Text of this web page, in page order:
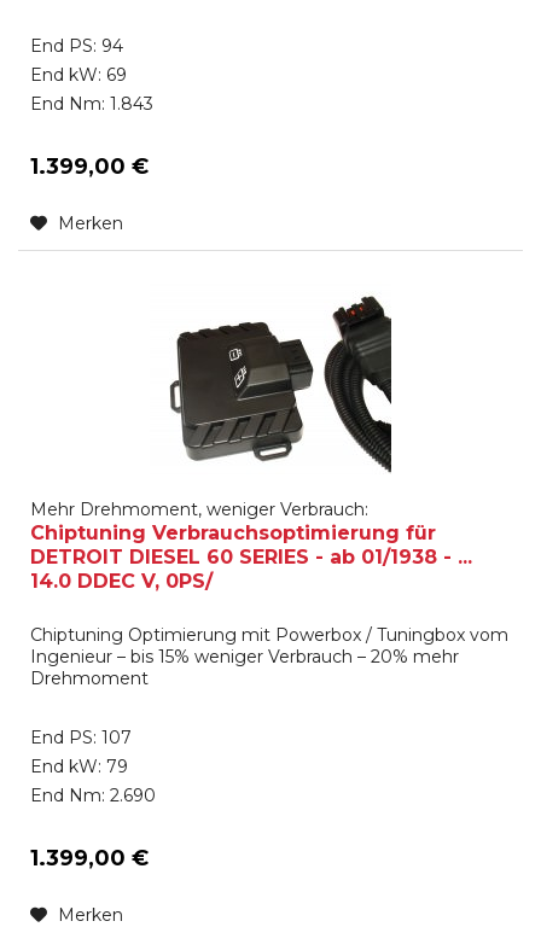
End PS: 94
End kW: 69
End Nm: 1.843
1.399,00 €
Merken
Mehr Drehmoment, weniger Verbrauch:
Chiptuning Verbrauchsoptimierung für
DETROIT DIESEL 60 SERIES - ab 01/1938 - ...
14.0 DDEC V, 0PS/
Chiptuning Optimierung mit Powerbox / Tuningbox vom
Ingenieur – bis 15% weniger Verbrauch – 20% mehr
Drehmoment
End PS: 107
End kW: 79
End Nm: 2.690
1.399,00 €
Merken